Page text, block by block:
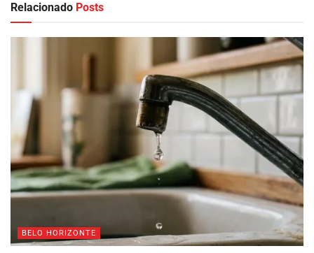
Relacionado Posts
BELO HORIZONTE